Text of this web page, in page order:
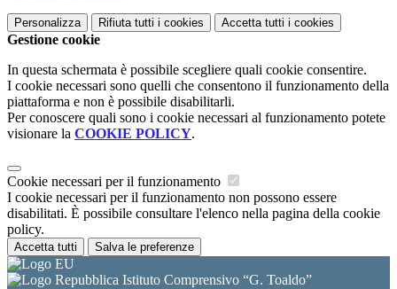
Personalizza Rifiuta tutti i cookies Accetta tutti i cookies
Gestione cookie
In questa schermata è possibile scegliere quali cookie consentire.
I cookie necessari sono quelli che consentono il funzionamento della
piattaforma e non è possibile disabilitarli.
Per conoscere quali sono i cookie necessari al funzionamento potete
visionare la COOKIE POLICY.
Cookie necessari per il funzionamento
I cookie necessari per il funzionamento non possono essere
disabilitati. È possibile consultare l'elenco nella pagina della cookie
policy.
Accetta tutti Salva le preferenze
Istituto Comprensivo “G. Toaldo”